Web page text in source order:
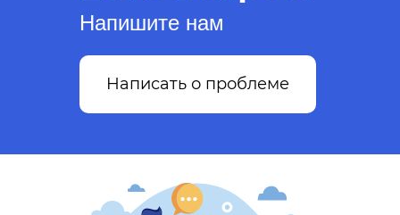
Напишите нам
Написать о проблеме